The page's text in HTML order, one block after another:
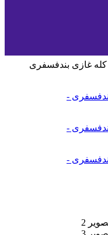
کله غازی بندفسفری